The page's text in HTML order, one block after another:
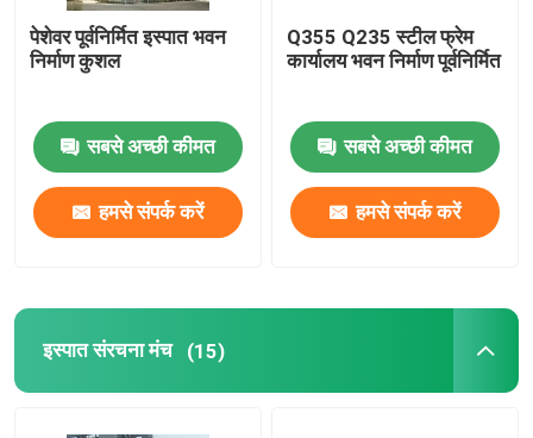
पेशेवर पूर्वनिर्मित इस्पात भवन
निर्माण कुशल
सबसे अच्छी कीमत
हमसे संपर्क करें
Q355 Q235 स्टील फ्रेम
कार्यालय भवन निर्माण पूर्वनिर्मित
सबसे अच्छी कीमत
हमसे संपर्क करें
इस्पात संरचना मंच (15)